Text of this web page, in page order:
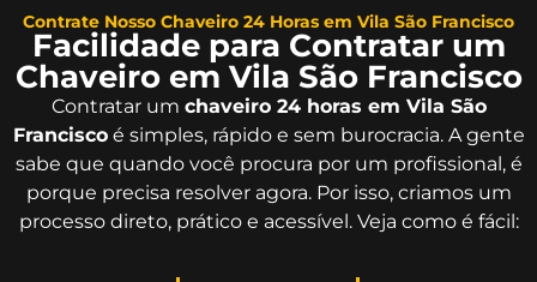
Contrate Nosso Chaveiro 24 Horas em Vila São Francisco
Facilidade para Contratar um
Chaveiro em Vila São Francisco
Contratar um chaveiro 24 horas em Vila São
Franciscoé simples, rápido e sem burocracia. A gente
sabe que quando você procura por um profissional, é
porque precisa resolver agora. Por isso, criamos um
processo direto, prático e acessível. Veja como é fácil: